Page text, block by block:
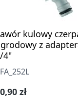
kulowy
z
4"
regularna:
zł